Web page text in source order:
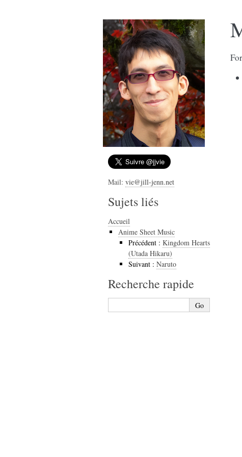
Mail: vie@jill-jenn.net
Sujets liés
Accueil
Anime Sheet Music
Précédent : Kingdom Hearts
(Utada Hikaru)
Suivant : Naruto
Recherche rapide